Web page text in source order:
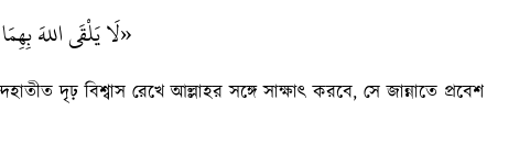
«لَا يَلْقَى اللهَ
দৃঢ় বিশ্বাস রেখে আল্লাহর সঙ্গে সাক্ষাৎ করবে, সে জান্নাতে প্রবেশ